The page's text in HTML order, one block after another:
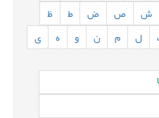
ش ص ض ط
ظ
ل م ن و ه ی